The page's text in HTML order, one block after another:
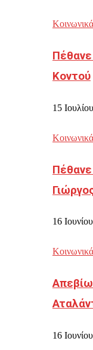
Κοινωνικά
Κοντού
15
Κοινωνικά
16
Κοινωνικά
16